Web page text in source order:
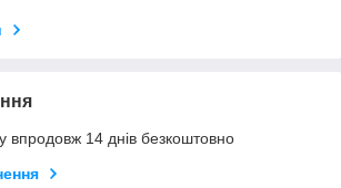
впродовж 14 днів безкоштовно